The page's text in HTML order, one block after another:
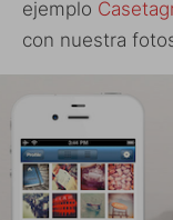
ejemplo
con nuestra